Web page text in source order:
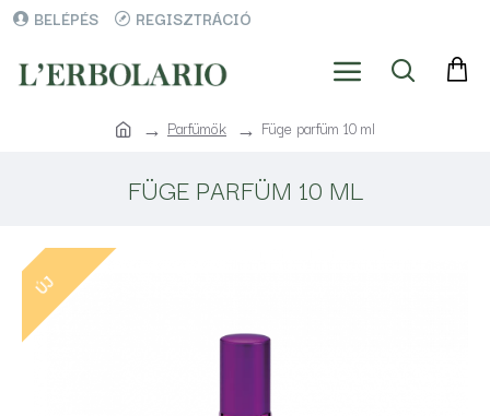
BELÉPÉS REGISZTRÁCIÓ
Parfümök Füge parfüm 10 ml
FÜGE PARFÜM 10 ML
ÚJ